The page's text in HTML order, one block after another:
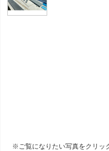
※ご覧になりたい写真をクリッ